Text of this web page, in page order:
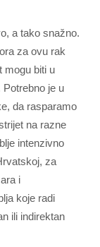
a tako snažno.
za ovu rak
mogu biti u
je u
da rasparamo
na razne
intenzivno
za
i
koje radi
ili indirektan